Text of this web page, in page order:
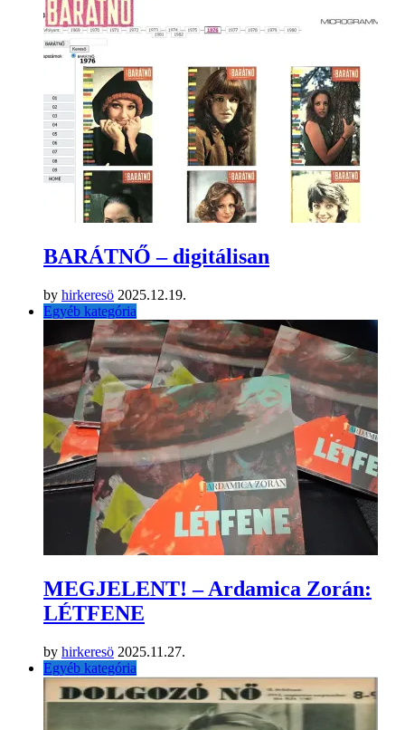
BARÁTNŐ – digitálisan
by hirkeresö 2025.12.19.
Egyéb kategória
MEGJELENT! – Ardamica Zorán:
LÉTFENE
by hirkeresö 2025.11.27.
Egyéb kategória